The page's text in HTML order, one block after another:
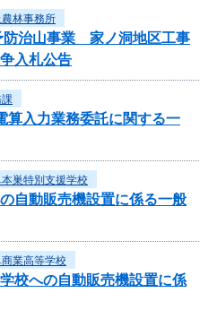
林事務所
防治山事業 家ノ洞地区工事
入札公告
入力業務委託に関する一
巣特別支援学校
自動販売機設置に係る一般
業高等学校
校への自動販売機設置に係